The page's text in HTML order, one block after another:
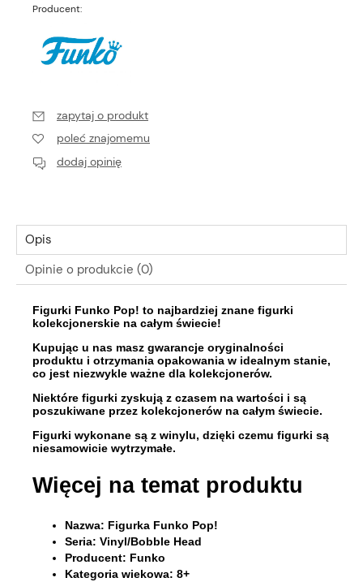
Producent:
zapytaj o produkt
poleć znajomemu
dodaj opinię
Opis
Opinie o produkcie (0)
Figurki Funko Pop! to najbardziej znane figurki
kolekcjonerskie na całym świecie!
Kupując u nas masz gwarancje oryginalności
produktu i otrzymania opakowania w idealnym stanie,
co jest niezwykle ważne dla kolekcjonerów.
Niektóre figurki zyskują z czasem na wartości i są
poszukiwane przez kolekcjonerów na całym świecie.
Figurki wykonane są z winylu, dzięki czemu figurki są
niesamowicie wytrzymałe.
Więcej na temat produktu
Nazwa: Figurka Funko Pop!
Seria: Vinyl/Bobble Head
Producent: Funko
Kategoria wiekowa: 8+